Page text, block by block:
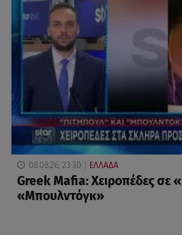
08.08.26, 23:30 ΕΛΛΑΔΑ
Greek Mafia: Χειροπέδες σε
«Μπουλντόγκ»